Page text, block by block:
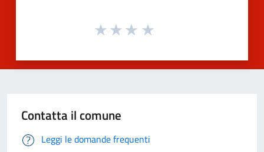
Contatta il comune
Leggi le domande frequenti